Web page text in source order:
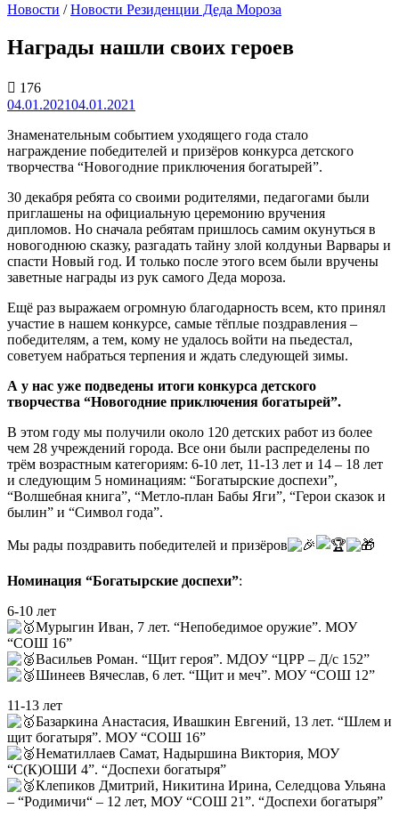
Новости /Новости Резиденции Деда Мороза
Награды нашли своих героев
176
04.01.202104.01.2021
Знаменательным событием уходящего года стало
награждение победителей и призёров конкурса детского
творчества “Новогодние приключения богатырей”.
30 декабря ребята со своими родителями, педагогами были
приглашены на официальную церемонию вручения
дипломов. Но сначала ребятам пришлось самим окунуться в
новогоднюю сказку, разгадать тайну злой колдуньи Варвары и
спасти Новый год. И только после этого всем были вручены
заветные награды из рук самого Деда мороза.
Ещё раз выражаем огромную благодарность всем, кто принял
участие в нашем конкурсе, самые тёплые поздравления –
победителям, а тем, кому не удалось войти на пьедестал,
советуем набраться терпения и ждать следующей зимы.
А у нас уже подведены итоги конкурса детского
творчества “Новогодние приключения богатырей”.
В этом году мы получили около 120 детских работ из более
чем 28 учреждений города. Все они были распределены по
трём возрастным категориям: 6-10 лет, 11-13 лет и 14 – 18 лет
и следующим 5 номинациям: “Богатырские доспехи”,
“Волшебная книга”, “Метло-план Бабы Яги”, “Герои сказок и
былин” и “Символ года”.
Мы рады поздравить победителей и призёров
Номинация “Богатырские доспехи”:
6-10 лет
Мурыгин Иван, 7 лет. “Непобедимое оружие”. МОУ
“СОШ 16”
Васильев Роман. “Щит героя”. МДОУ “ЦРР – Д/с 152”
Шинеев Вячеслав, 6 лет. “Щит и меч”. МОУ “СОШ 12”
11-13 лет
Базаркина Анастасия, Ивашкин Евгений, 13 лет. “Шлем и
щит богатыря”. МОУ “СОШ 16”
Нематиллаев Самат, Надыршина Виктория, МОУ
“С(К)ОШИ 4”. “Доспехи богатыря”
Клепиков Дмитрий, Никитина Ирина, Селедцова Ульяна
– “Родимичи“ – 12 лет, МОУ “СОШ 21”. “Доспехи богатыря”